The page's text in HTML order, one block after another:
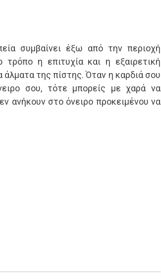
συμβαίνει έξω από την περιοχή
τρόπο η επιτυχία και η εξαιρετική
άλματα της πίστης. Όταν η καρδιά σου
σου, τότε μπορείς με χαρά να
ανήκουν στο όνειρο προκειμένου να